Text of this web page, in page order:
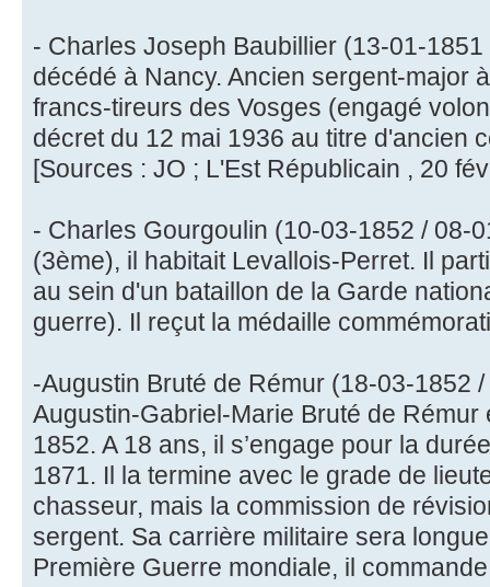
- Charles Joseph Baubillier (13-01-
décédé à Nancy. Ancien sergent-major
francs-tireurs des Vosges (engagé
décret du 12 mai 1936 au titre d'ancien
[Sources : JO ; L'Est Républicain , 20
- Charles Gourgoulin (10-03-1852 / 08-
(3ème), il habitait Levallois-Perret. Il
au sein d'un bataillon de la Garde
guerre). Il reçut la médaille
-Augustin Bruté de Rémur (18-03-1852
Augustin-Gabriel-Marie Bruté de
1852. A 18 ans, il s’engage pour la
1871. Il la termine avec le grade de
chasseur, mais la commission de
sergent. Sa carrière militaire sera
Première Guerre mondiale, il